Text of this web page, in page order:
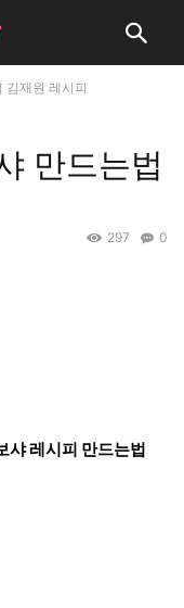
김재원 레시피
만드는법
0
297
샤 레시피 만드는법